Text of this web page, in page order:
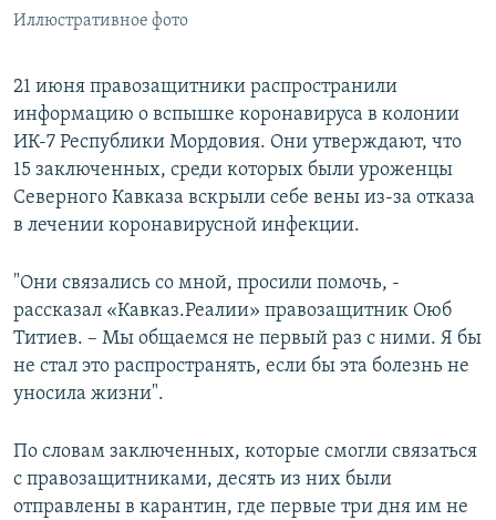
Все сайты РСЕ/РС
Иллюстративное фото
21 июня правозащитники распространили
информацию о вспышке коронавируса в колонии
ИК-7 Республики Мордовия. Они утверждают, что
15 заключенных, среди которых были уроженцы
Северного Кавказа вскрыли себе вены из-за отказа
в лечении коронавирусной инфекции.
"Они связались со мной, просили помочь, -
рассказал «Кавказ.Реалии» правозащитник Оюб
Титиев. – Мы общаемся не первый раз с ними. Я бы
не стал это распространять, если бы эта болезнь не
уносила жизни".
По словам заключенных, которые смогли связаться
с правозащитниками, десять из них были
отправлены в карантин, где первые три дня им не